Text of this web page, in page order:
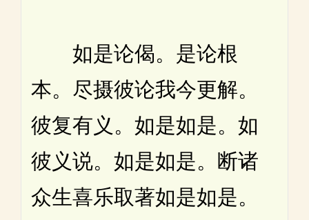
如是论偈。是论根
本。尽摄彼论我今更解。
彼复有义。如是如是。如
彼义说。如是如是。断诸
众生喜乐取著如是如是。